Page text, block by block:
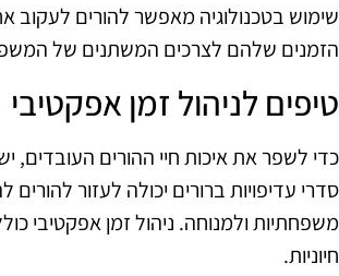
שימוש בטכנולוגיה מאפשר להורים לעקוב
הזמנים שלהם לצרכים המשתנים של
טיפים לניהול זמן אפקטיבי
כדי לשפר את איכות חיי ההורים העובדים,
סדרי עדיפויות ברורים יכולה לעזור
משפחתיות ולמנוחה. ניהול זמן אפקטיבי
חיוניות.